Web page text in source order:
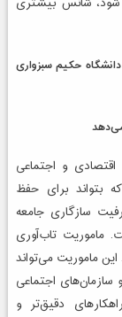
حکیم سبزواری
و اجتماعی
بتواند برای حفظ
سازگاری جامعه
ماموریت تاب‌آوری
ماموریت می‌تواند
سازمان‌های اجتماعی
دقیق‌تر و